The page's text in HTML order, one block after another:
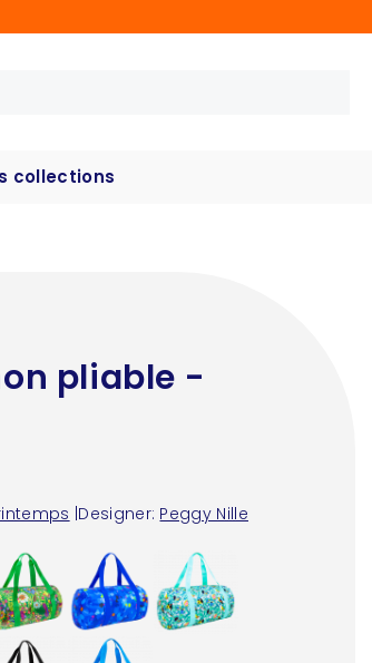
collections
pliable -
Designer: Peggy Nille